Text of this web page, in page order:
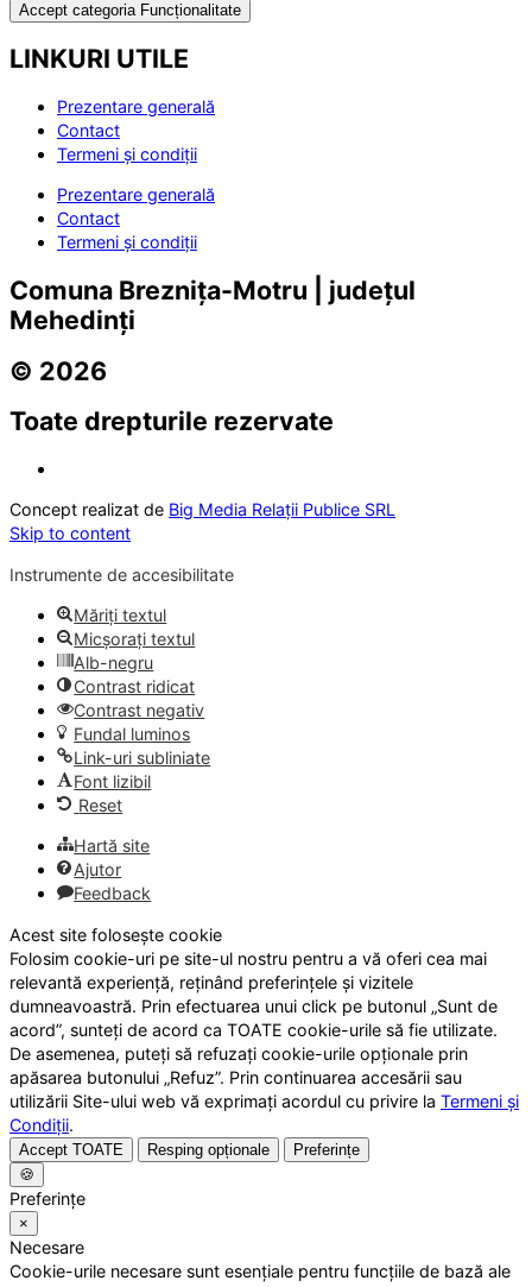
Accept categoria Funcționalitate
LINKURI UTILE
Prezentare generală
Contact
Termeni și condiții
Prezentare generală
Contact
Termeni și condiții
Comuna Breznița-Motru | județul
Mehedinți
© 2026
Toate drepturile rezervate
Concept realizat de Big Media Relații Publice SRL
Skip to content
Instrumente de accesibilitate
Măriți textul
Micșorați textul
Alb-negru
Contrast ridicat
Contrast negativ
Fundal luminos
Link-uri subliniate
Font lizibil
Reset
Hartă site
Ajutor
Feedback
Acest site folosește cookie
Folosim cookie-uri pe site-ul nostru pentru a vă oferi cea mai
relevantă experiență, reținând preferințele și vizitele
dumneavoastră. Prin efectuarea unui click pe butonul „Sunt de
acord”, sunteți de acord ca TOATE cookie-urile să fie utilizate.
De asemenea, puteți să refuzați cookie-urile opționale prin
apăsarea butonului „Refuz”. Prin continuarea accesării sau
utilizării Site-ului web vă exprimați acordul cu privire la Termeni și
Condiții.
Accept TOATE Resping opționale
Preferințe
🍪
Preferințe
×
Necesare
Cookie-urile necesare sunt esențiale pentru funcțiile de bază ale